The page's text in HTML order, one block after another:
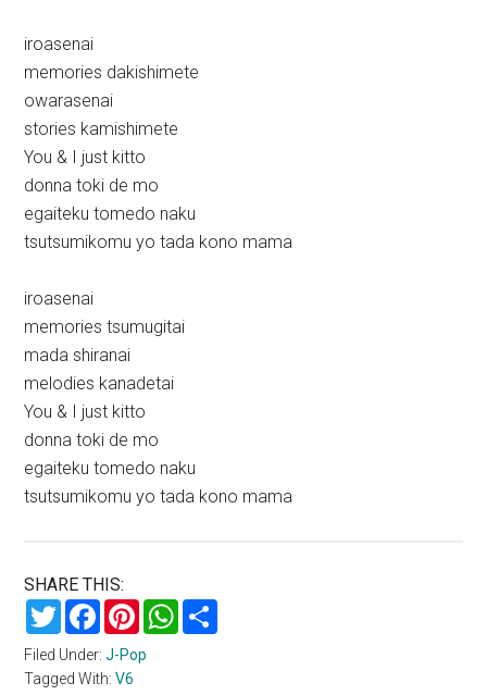
iroasenai
memories dakishimete
owarasenai
stories kamishimete
You & I just kitto
donna toki de mo
egaiteku tomedo naku
tsutsumikomu yo tada kono mama
iroasenai
memories tsumugitai
mada shiranai
melodies kanadetai
You & I just kitto
donna toki de mo
egaiteku tomedo naku
tsutsumikomu yo tada kono mama
SHARE THIS:
TwitterFacebookPinterestWhatsApp
Filed Under:J-Pop
Tagged With:V6